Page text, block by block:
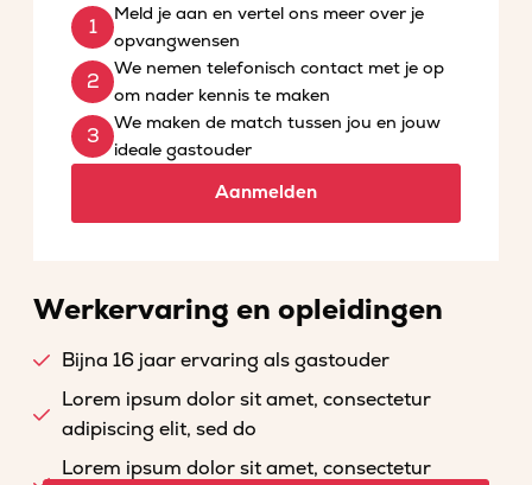
Meld je aan en vertel ons meer over je
opvangwensen
We nemen telefonisch contact met je op
om nader kennis te maken
We maken de match tussen jou en jouw
ideale gastouder
Aanmelden
Werkervaring en opleidingen
Bijna 16 jaar ervaring als gastouder
Lorem ipsum dolor sit amet, consectetur
adipiscing elit, sed do
Lorem ipsum dolor sit amet, consectetur